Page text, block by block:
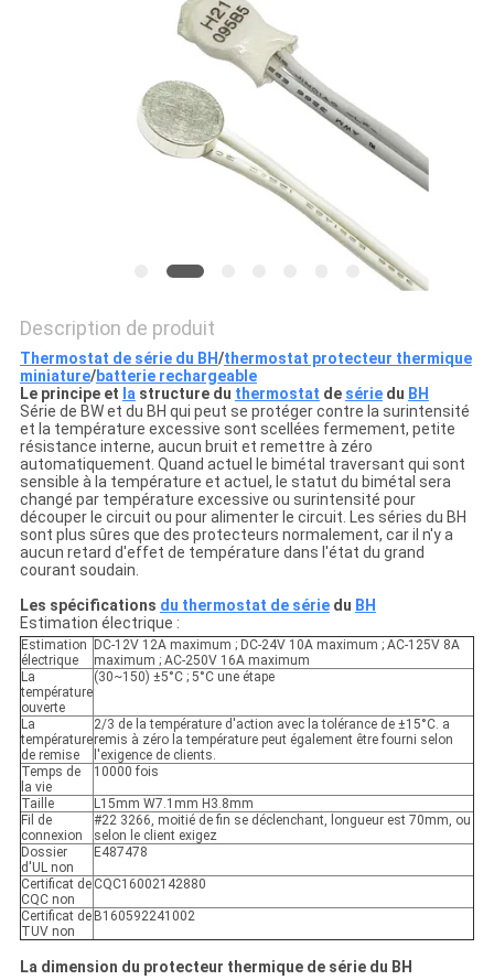
Description de produit
Thermostat de série du BH/thermostat protecteur thermique
miniature/batterie rechargeable
Le principe et lastructure du thermostat de sériedu BH
Série de BW et du BH qui peut se protéger contre la surintensité
et la température excessive sont scellées fermement, petite
résistance interne, aucun bruit et remettre à zéro
automatiquement. Quand actuel le bimétal traversant qui sont
sensible à la température et actuel, le statut du bimétal sera
changé par température excessive ou surintensité pour
découper le circuit ou pour alimenter le circuit. Les séries du BH
sont plus sûres que des protecteurs normalement, car il n'y a
aucun retard d'effet de température dans l'état du grand
courant soudain.
Les spécifications du thermostat de sériedu BH
Estimation électrique :
Estimation
électrique
DC-12V 12A maximum ; DC-24V 10A maximum ; AC-125V 8A
maximum ; AC-250V 16A maximum
La
température
ouverte
(30~150) ±5°C ; 5°C une étape
La
température
de remise
2/3 de la température d'action avec la tolérance de ±15°C. a
remis à zéro la température peut également être fourni selon
l'exigence de clients.
Temps de
la vie
10000 fois
Taille
L15mm W7.1mm H3.8mm
Fil de
connexion
#22 3266, moitié de fin se déclenchant, longueur est 70mm, ou
selon le client exigez
Dossier
d'UL non
E487478
Certificat de
CQC non
CQC16002142880
Certificat de
TUV non
B160592241002
La dimension du protecteur thermique de série du BH